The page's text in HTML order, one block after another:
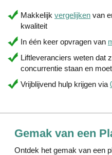
Makkelijk vergelijken van
kwaliteit
In één keer opvragen van
Liftleveranciers weten dat
concurrentie staan en
Vrijblijvend hulp krijgen via
Gemak van een
Ontdek het gemak van een